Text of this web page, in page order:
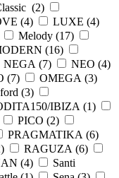
(2)
(4) LUXE (4)
Melody (17)
(16)
NEGA (7) NEO (4)
(7) OMEGA (3)
(3)
IBIZA (1)
PICO (2)
PRAGMATIKA (6)
) RAGUZA (6)
(4)
Santi